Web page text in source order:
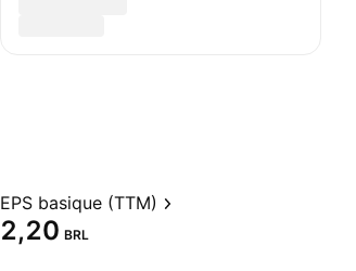
EPS basique (TTM)
2,20 BRL